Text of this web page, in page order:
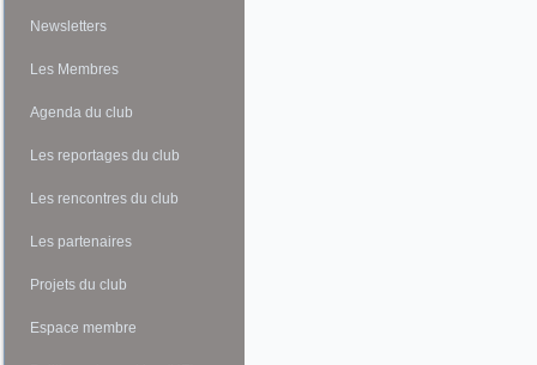
Newsletters
Les Membres
Agenda du club
Les reportages du club
Les rencontres du club
Les partenaires
Projets du club
Espace membre